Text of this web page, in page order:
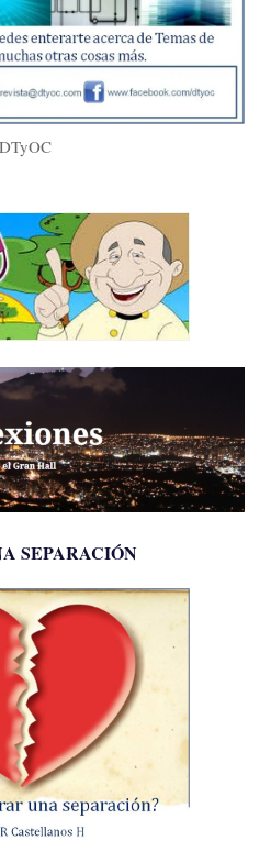
DTyOC
SEPARACIÓN